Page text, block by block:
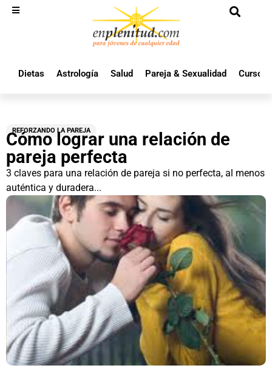
Dietas Astrología Salud Pareja & Sexualidad Cursos
REFORZANDO LA PAREJA
Cómo lograr una relación de
pareja perfecta
3 claves para una relación de pareja si no perfecta, al menos
auténtica y duradera...